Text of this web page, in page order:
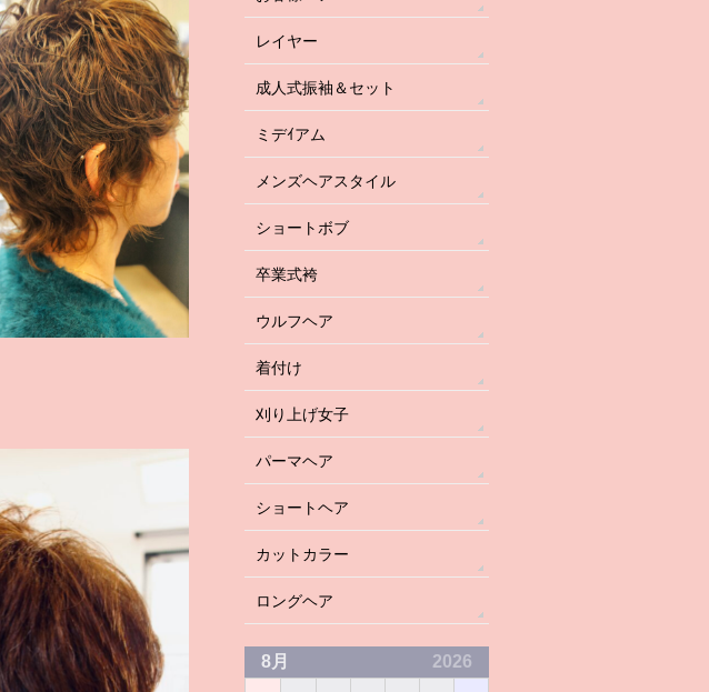
レイヤー
成人式振袖＆セット
ミデｲアム
メンズヘアスタイル
ショートボブ
卒業式袴
ウルフヘア
着付け
刈り上げ女子
パーマヘア
ショートヘア
カットカラー
ロングヘア
8月 2026